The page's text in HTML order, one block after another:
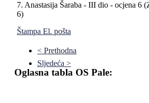
7. Anastasija Šaraba - III dio - ocjena 6
6)
Štampa El. pošta
< Prethodna
Sljedeća >
Oglasna tabla OS Pale: